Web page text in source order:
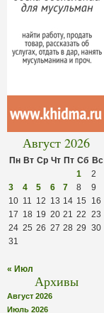
Август 2026
Пн Вт Ср Чт Пт Сб Вс
1
2
3
4 5 6 7 8
9
10 11 12 13 14 15
16
17 18 19 20 21 22 23
24 25 26 27 28 29 30
31
« Июл
Архивы
Август 2026
Июль 2026